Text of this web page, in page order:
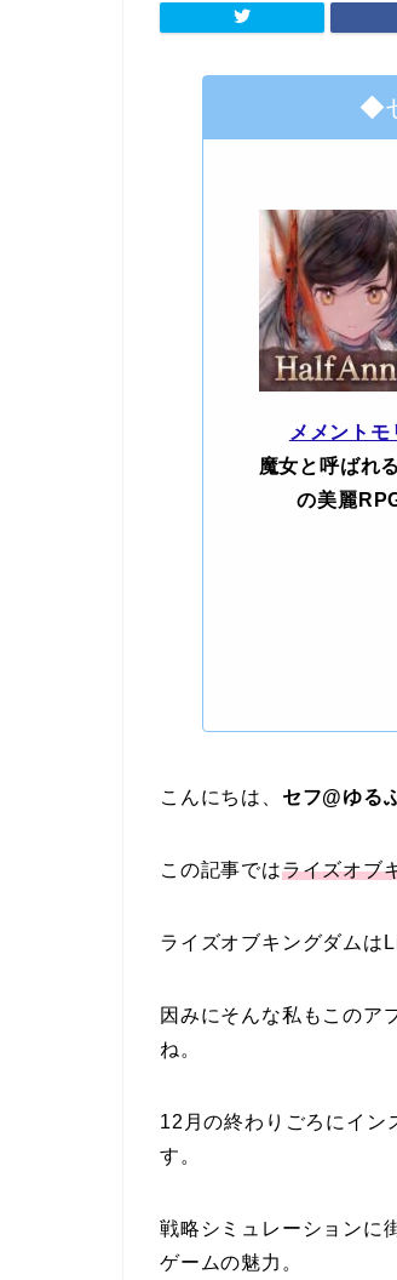
◆
メメントモ
魔女と呼ばれ
の美麗
こんにちは、 セフ@ゆる
この記事ではライズオブ
ライズオブキングダムは
因みにそんな私もこのア
ね。
12月の終わりごろにイン
す。
戦略シミュレーションに
ゲームの魅力。